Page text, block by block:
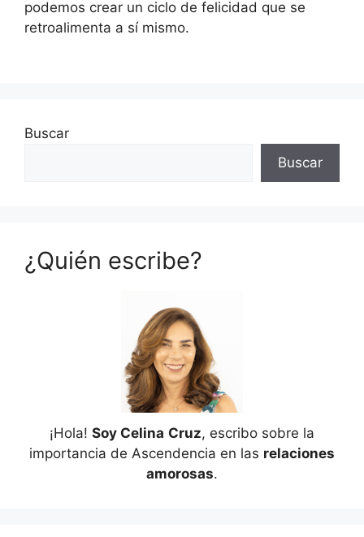
podemos crear un ciclo de felicidad que se
retroalimenta a sí mismo.
Buscar
Buscar
¿Quién escribe?
¡Hola! Soy Celina Cruz, escribo sobre la
importancia de Ascendencia en las relaciones
amorosas.